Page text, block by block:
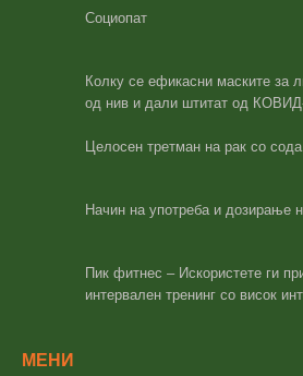
Социопат
Колку се ефикасни маските за
од нив и дали штитат од
Целосен третман на рак со
Начин на употреба и дозирање
Пик фитнес – Искористете ги
интервален тренинг со висок
МЕНИ